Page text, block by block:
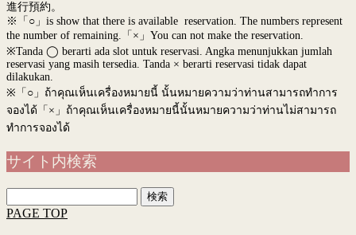
進行預約。
※「○」is show that there is available reservation. The numbers represent
the number of remaining.「×」You can not make the reservation.
※Tanda ◯ berarti ada slot untuk reservasi. Angka menunjukkan jumlah
reservasi yang masih tersedia. Tanda × berarti reservasi tidak dapat
dilakukan.
※ 「○」ถ้าคุณเห็นเครื่องหมายนี้ นั้นหมายความว่าท่านสามารถทำการ
จองได้「×」ถ้าคุณเห็นเครื่องหมายนี้นั้นหมายความว่าท่านไม่สามารถ
ทำการจองได้
サイト内検索
索:
PAGE TOP